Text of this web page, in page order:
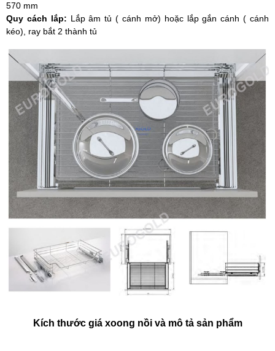
570 mm
Quy cách lắp: Lắp âm tủ ( cánh mở) hoặc lắp gắn cánh ( cánh
kéo), ray bắt 2 thành tủ
Kích thước giá xoong nồi và mô tả sản phẩm